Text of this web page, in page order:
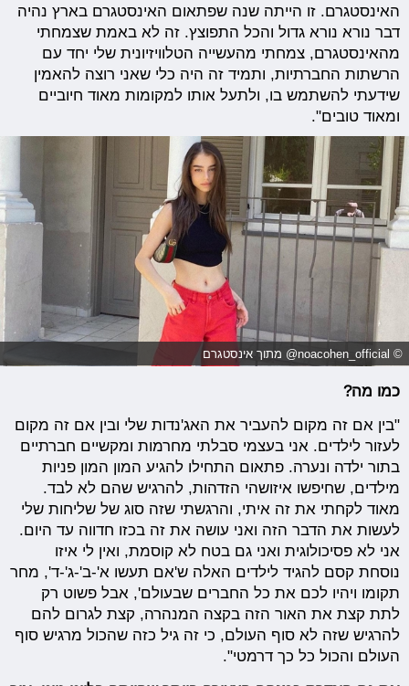
האינסטגרם. זו הייתה שנה שפתאום האינסטגרם בארץ נהיה
דבר נורא נורא גדול והכל התפוצץ. זה לא באמת שצמחתי
מהאינסטגרם, צמחתי מהעשייה הטלוויזיונית שלי יחד עם
הרשתות החברתיות, ותמיד זה היה כלי שאני רוצה להאמין
שידעתי להשתמש בו, ולתעל אותו למקומות מאוד חיוביים
ומאוד טובים".
© noacohen_official@ מתוך אינסטגרם
כמו מה?
"בין אם זה מקום להעביר את האג'נדות שלי ובין אם זה מקום
לעזור לילדים. אני בעצמי סבלתי מחרמות ומקשיים חברתיים
בתור ילדה ונערה. פתאום התחילו להגיע המון המון פניות
מילדים, שחיפשו איזושהי הזדהות, להרגיש שהם לא לבד.
מאוד לקחתי את זה איתי, והרגשתי שזה סוג של שליחות שלי
לעשות את הדבר הזה ואני עושה את זה בכזו חדווה עד היום.
אני לא פסיכולוגית ואני גם בטח לא קוסמת, ואין לי איזו
נוסחת קסם להגיד לילדים האלה ש'אם תעשו א'-ב'-ג'-ד', מחר
תקומו ויהיו לכם את כל החברים שבעולם', אבל פשוט רק
לתת קצת את האור הזה בקצה המנהרה, קצת לגרום להם
להרגיש שזה לא סוף העולם, כי זה גיל כזה שהכול מרגיש סוף
העולם והכול כל כך דרמטי".